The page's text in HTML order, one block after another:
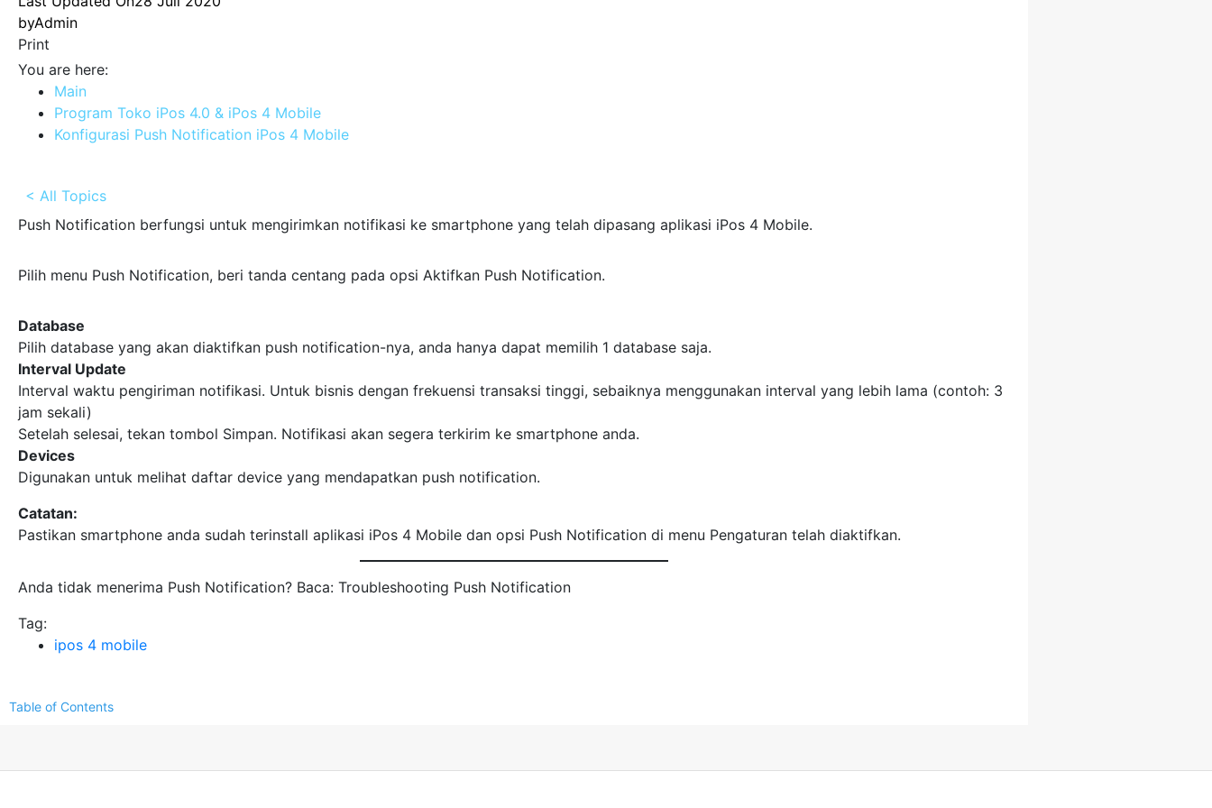
byAdmin
Print
You are here:
Main
Program Toko iPos 4.0 & iPos 4 Mobile
Konfigurasi Push Notification iPos 4 Mobile
< All Topics
Push Notification berfungsi untuk mengirimkan notifikasi ke smartphone yang telah dipasang aplikasi iPos 4 Mobile.
Pilih menu Push Notification, beri tanda centang pada opsi Aktifkan Push Notification.
Database
Pilih database yang akan diaktifkan push notification-nya, anda hanya dapat memilih 1 database saja.
Interval Update
Interval waktu pengiriman notifikasi. Untuk bisnis dengan frekuensi transaksi tinggi, sebaiknya menggunakan interval yang lebih lama (contoh: 3
jam sekali)
Setelah selesai, tekan tombol Simpan. Notifikasi akan segera terkirim ke smartphone anda.
Devices
Digunakan untuk melihat daftar device yang mendapatkan push notification.
Catatan:
Pastikan smartphone anda sudah terinstall aplikasi iPos 4 Mobile dan opsi Push Notification di menu Pengaturan telah diaktifkan.
Anda tidak menerima Push Notification? Baca: Troubleshooting Push Notification
Tag:
ipos 4 mobile
Table of Contents